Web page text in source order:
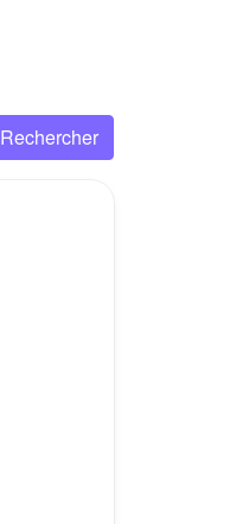
Rechercher